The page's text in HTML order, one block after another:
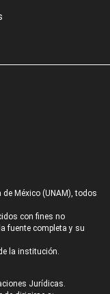
México (UNAM), todos
con fines no
fuente completa y su
la institución.
Jurídicas.